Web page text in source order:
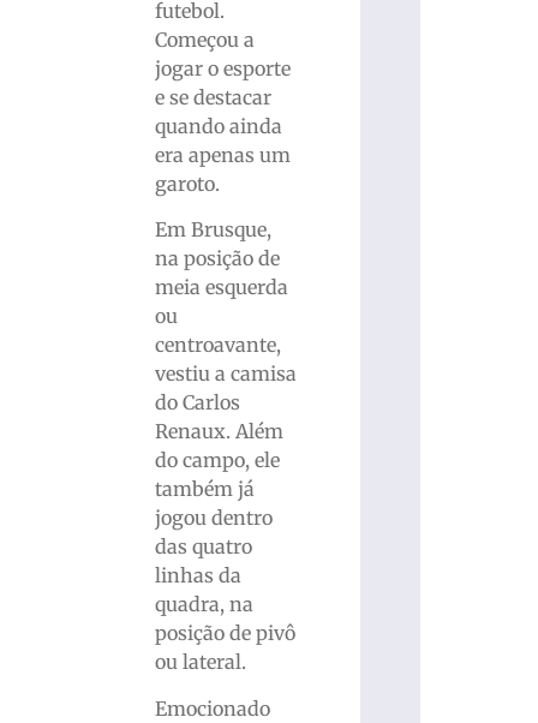
futebol.
Começou a
jogar o esporte
e se destacar
quando ainda
era apenas um
garoto.
Em Brusque,
na posição de
meia esquerda
ou
centroavante,
vestiu a camisa
do Carlos
Renaux. Além
do campo, ele
também já
jogou dentro
das quatro
linhas da
quadra, na
posição de pivô
ou lateral.
Emocionado